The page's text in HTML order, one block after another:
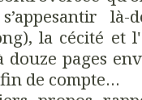
là-
la cécité et
douze pages
de compte…